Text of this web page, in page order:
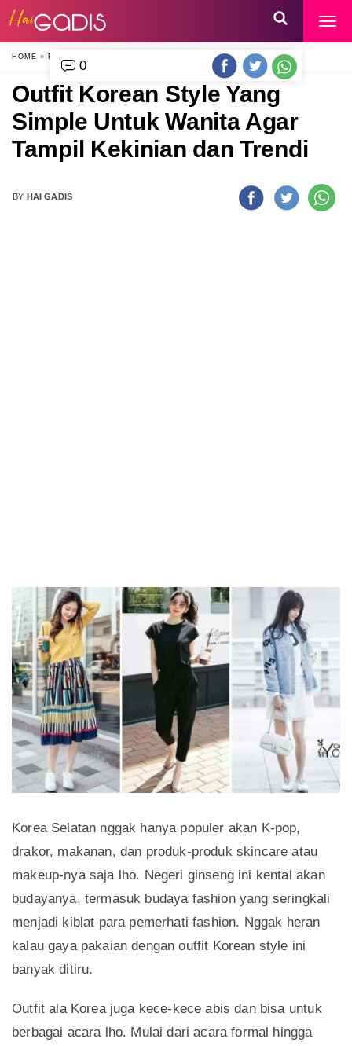
HOME » FASHION
Outfit Korean Style Yang
Simple Untuk Wanita Agar
Tampil Kekinian dan Trendi
BY HAI GADIS
Korea Selatan nggak hanya populer akan K-pop,
drakor, makanan, dan produk-produk skincare atau
makeup-nya saja lho. Negeri ginseng ini kental akan
budayanya, termasuk budaya fashion yang seringkali
menjadi kiblat para pemerhati fashion. Nggak heran
kalau gaya pakaian dengan outfit Korean style ini
banyak ditiru.
Outfit ala Korea juga kece-kece abis dan bisa untuk
berbagai acara lho. Mulai dari acara formal hingga
0